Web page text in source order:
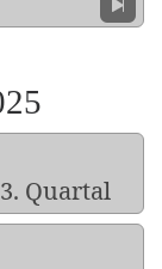
3. Quartal